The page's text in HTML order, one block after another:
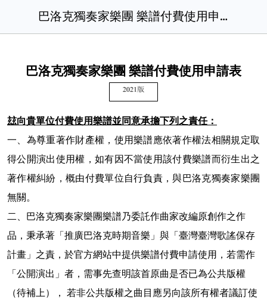
巴洛克獨奏家樂團 樂譜付費使用申請表0110版.docx
巴洛克獨奏家樂團 樂譜付費使用申請表
玆向貴單位付費使用樂譜並同意承擔下列之責任：
一、為尊重著作財產權，使用樂譜應依著作權法相關規定取
得公開演出使用權，如有因不當使用該付費樂譜而衍生出之
著作權糾紛，概由付費單位自行負責，與巴洛克獨奏家樂團
無關。
二、巴洛克獨奏家樂團樂譜乃委託作曲家改編原創作之作
品，秉承著「推廣巴洛克時期音樂」與「臺灣臺灣歌謠保存
計畫」之責，於官方網站中提供樂譜付費申請使用，若需作
「公開演出」者，需事先查明該首原曲是否已為公共版權
（待補上），
若非公共版權之曲目應另向該所有權者議訂使